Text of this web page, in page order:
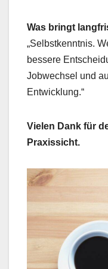
Was bringt
„Selbstkenntnis.
bessere
Jobwechsel und
Entwicklung.“
Vielen Dank für
Praxissicht.